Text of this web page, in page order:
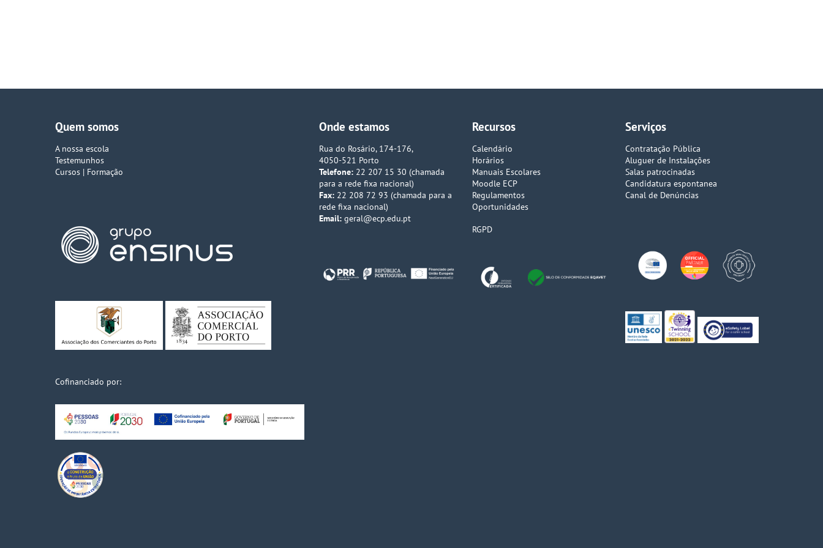
Quem somos
A nossa escola
Testemunhos
Cursos | Formação
Cofinanciado por:
Onde estamos
Rua do Rosário, 174-176,
4050-521 Porto
Telefone:22 207 15 30 (chamada
para a rede fixa nacional)
Fax:22 208 72 93 (chamada para a
rede fixa nacional)
Email: geral@ecp.edu.pt
Recursos
Calendário
Horários
Manuais Escolares
Moodle ECP
Regulamentos
Oportunidades
RGPD
Serviços
Contratação Pública
Aluguer de Instalações
Salas patrocinadas
Candidatura espontanea
Canal de Denúncias